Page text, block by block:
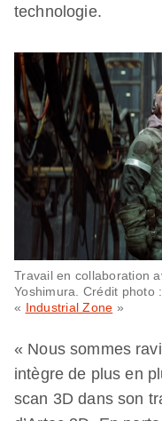
technologie.
Travail en collaboration
Yoshimura. Crédit photo
« Industrial Zone »
« Nous sommes
intègre de plus en
scan 3D dans son